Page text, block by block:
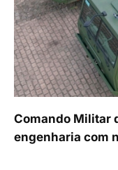
Comando Militar
engenharia com